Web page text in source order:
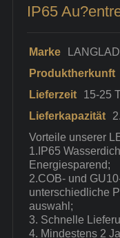
IP65
Marke
Produktherkunft
Lieferzeit
15-25
Lieferkapazität
Vorteile unserer
1.IP65
Energiesparend;
2.COB- und
unterschiedliche
auswahl;
3. Schnelle
4. Mindestens 2